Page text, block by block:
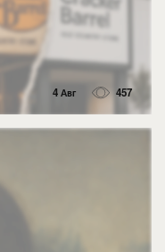
4 Авг 457